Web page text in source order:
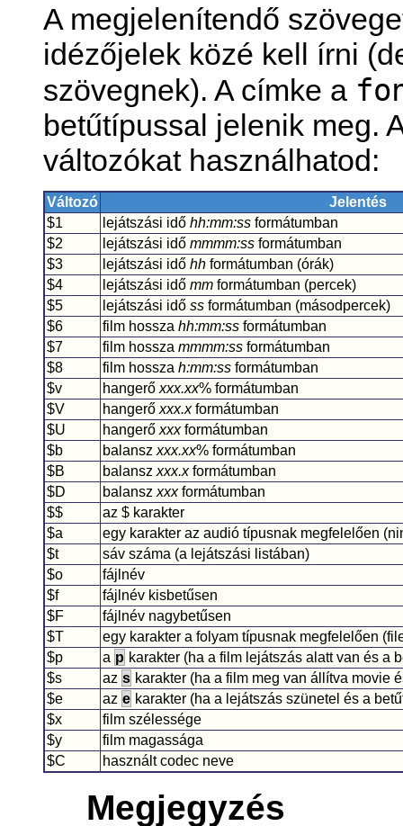
A megjelenítendő
idézőjelek közé kell írni
szövegnek). A címke a
betűtípussal jelenik meg.
változókat használhatod:
Változó
Jelentés
$1
lejátszási idő hh:mm:ss formátumban
$2
lejátszási idő mmmm:ss formátumban
$3
lejátszási idő hh formátumban (órák)
$4
lejátszási idő mm formátumban (percek)
$5
lejátszási idő ss formátumban (másodpercek)
$6
film hossza hh:mm:ss formátumban
$7
film hossza mmmm:ss formátumban
$8
film hossza h:mm:ss formátumban
$v
hangerő xxx.xx% formátumban
$V
hangerő xxx.xformátumban
$U
hangerő xxxformátumban
$b
balansz xxx.xx% formátumban
$B
balansz xxx.xformátumban
$D
balansz xxxformátumban
$$
az $ karakter
$a
egy karakter az audió típusnak megfelelően
$t
sáv száma (a lejátszási listában)
$o
fájlnév
$f
fájlnév kisbetűsen
$F
fájlnév nagybetűsen
$T
egy karakter a folyam típusnak megfelelően
$p
a p karakter (ha a film lejátszás alatt van és a
$s
az s karakter (ha a film meg van állítva movie
$e
az e karakter (ha a lejátszás szünetel és a
$x
film szélessége
$y
film magassága
$C
használt codec neve
Megjegyzés